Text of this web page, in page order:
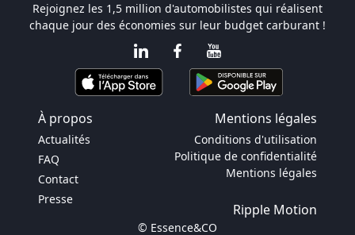
Rejoignez les 1,5 million d'automobilistes qui réalisent
chaque jour des économies sur leur budget carburant !
À propos Mentions légales
Actualités
FAQ
Contact
Presse
Conditions d'utilisation
Politique de confidentialité
Mentions légales
Ripple Motion
© Essence&CO